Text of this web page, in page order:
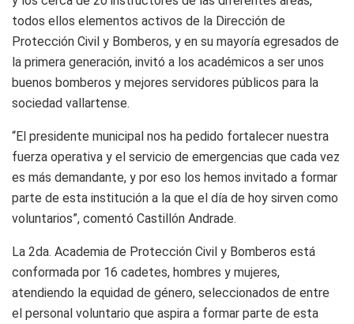
todos ellos elementos activos de la Dirección de
Protección Civil y Bomberos, y en su mayoría egresados de
la primera generación, invitó a los académicos a ser unos
buenos bomberos y mejores servidores públicos para la
sociedad vallartense.
“El presidente municipal nos ha pedido fortalecer nuestra
fuerza operativa y el servicio de emergencias que cada vez
es más demandante, y por eso los hemos invitado a formar
parte de esta institución a la que el día de hoy sirven como
voluntarios”, comentó Castillón Andrade.
La 2da. Academia de Protección Civil y Bomberos está
conformada por 16 cadetes, hombres y mujeres,
atendiendo la equidad de género, seleccionados de entre
el personal voluntario que aspira a formar parte de esta